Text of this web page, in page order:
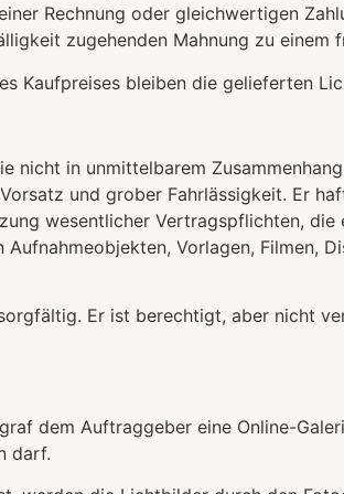
Rechnung oder gleichwertigen
zugehenden Mahnung zu einem
Kaufpreises bleiben die gelieferten
nicht in unmittelbarem
und grober Fahrlässigkeit. Er
wesentlicher Vertragspflichten,
Aufnahmeobjekten, Vorlagen,
Er ist berechtigt, aber nicht
dem Auftraggeber eine Online-
darf.